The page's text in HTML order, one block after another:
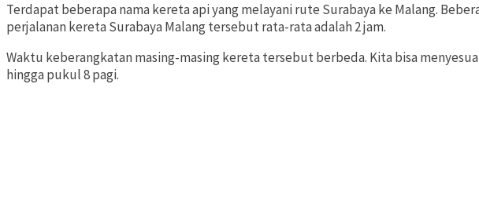
Terdapat beberapa nama kereta api yang melayani rute Surabaya ke Malang.
perjalanan kereta Surabaya Malang tersebut rata-rata adalah 2 jam.
Waktu keberangkatan masing-masing kereta tersebut berbeda. Kita bisa
hingga pukul 8 pagi.